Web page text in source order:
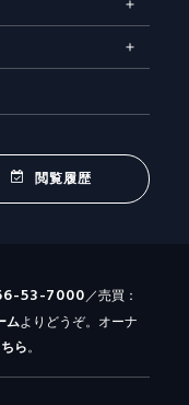
閲覧履歴
53-7000／売買：
ムよりどうぞ。オーナ
ら。